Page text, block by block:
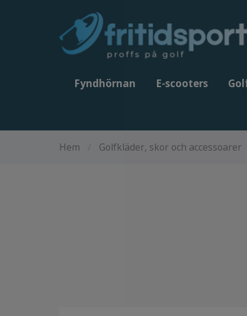
Fyndhörnan E-scooters
Hem Golfkläder, skor och accessoarer